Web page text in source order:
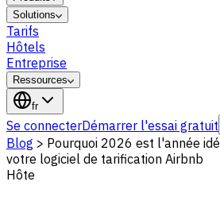
Solutions
Tarifs
Hôtels
Entreprise
Ressources
fr
Se connecterDémarrer l'essai gratuit
Blog > Pourquoi 2026 est l'année
votre logiciel de tarification Airbnb
Hôte